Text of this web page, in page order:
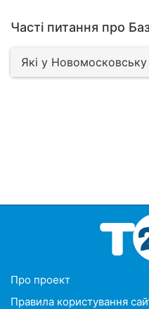
Часті питання про
Які у Новомосковську
Про проект
Правила користування